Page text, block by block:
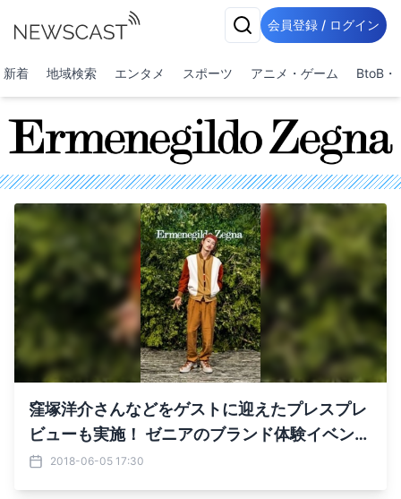
会員登録 / ログイン
新着 地域検索 エンタメ スポーツ アニメ・ゲーム BtoB・
窪塚洋介さんなどをゲストに迎えたプレスプレ
ビューも実施！ ゼニアのブランド体験イベント
を銀座店で6/10まで開催！
2018-06-05 17:30